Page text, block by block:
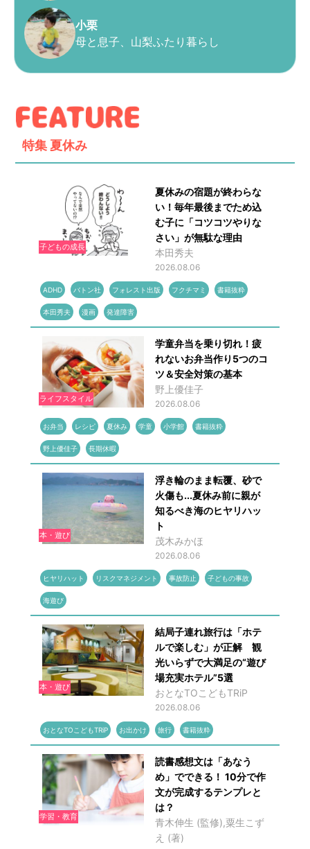
小栗
母と息子、山梨ふたり暮らし
特集 夏休み
子どもの成長
夏休みの宿題が終わらな
い！毎年最後までため込
む子に「コツコツやりな
さい」が無駄な理由
本田秀夫
2026.08.06
ADHD バトン社 フォレスト出版 フクチマミ 書籍抜粋
本田秀夫 漫画 発達障害
ライフスタイル
学童弁当を乗り切れ！疲
れないお弁当作り5つのコ
ツ＆安全対策の基本
野上優佳子
2026.08.06
お弁当 レシピ 夏休み 学童 小学館 書籍抜粋
野上優佳子 長期休暇
本・遊び
浮き輪のまま転覆、砂で
火傷も...夏休み前に親が
知るべき海のヒヤリハッ
ト
茂木みかほ
2026.08.06
ヒヤリハット リスクマネジメント 事故防止 子どもの事故
海遊び
本・遊び
結局子連れ旅行は「ホテ
ルで楽しむ」が正解 観
光いらずで大満足の“遊び
場充実ホテル”5選
おとなTOこどもTRiP
2026.08.06
おとなTOこどもTRiP お出かけ 旅行 書籍抜粋
学習・教育
読書感想文は「あなう
め」でできる！ 10分で作
文が完成するテンプレと
は？
青木伸生 (監修),粟生こず
え (著)